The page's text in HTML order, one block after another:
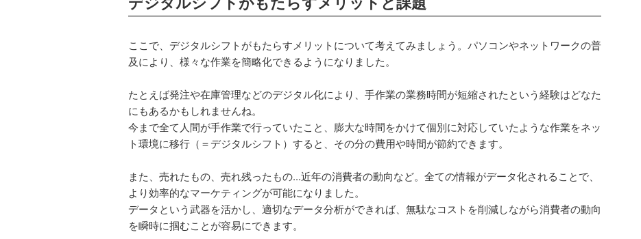
ここで、デジタルシフトがもたらすメリットについて考えてみましょう。パソコンやネットワークの普
及により、様々な作業を簡略化できるようになりました。
たとえば発注や在庫管理などのデジタル化により、手作業の業務時間が短縮されたという経験はどなた
にもあるかもしれませんね。
今まで全て人間が手作業で行っていたこと、膨大な時間をかけて個別に対応していたような作業をネッ
ト環境に移行（＝デジタルシフト）すると、その分の費用や時間が節約できます。
また、売れたもの、売れ残ったもの...近年の消費者の動向など。全ての情報がデータ化されることで、
より効率的なマーケティングが可能になりました。
データという武器を活かし、適切なデータ分析ができれば、無駄なコストを削減しながら消費者の動向
を瞬時に掴むことが容易にできます。